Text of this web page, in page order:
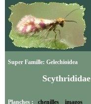
Super Famille: Gelechioidea
Scythrididae
Planches : chenilles imagos